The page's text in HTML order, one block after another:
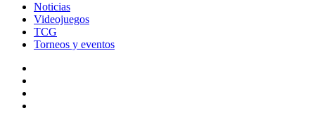
Noticias
Videojuegos
TCG
Torneos y eventos